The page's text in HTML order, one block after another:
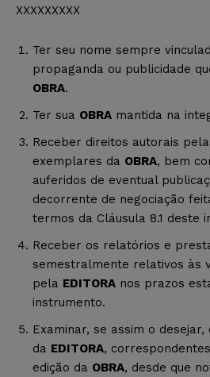
XXXXXXXXX
Ter seu nome sempre
propaganda ou publicidade
OBRA.
Ter sua OBRA mantida na
Receber direitos autorais
exemplares da OBRA, bem
auferidos de eventual
decorrente de negociação
termos da Cláusula 8.1 deste
Receber os relatórios e
semestralmente relativos às
pela EDITORA nos prazos
instrumento.
Examinar, se assim o
da EDITORA,
edição da OBRA, desde que